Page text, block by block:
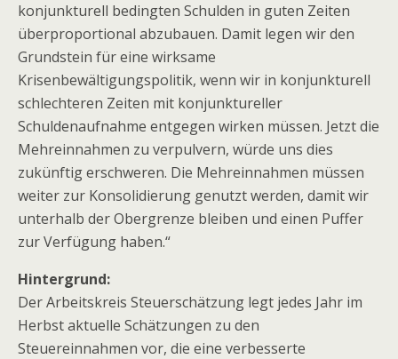
konjunkturell bedingten Schulden in guten Zeiten
überproportional abzubauen. Damit legen wir den
Grundstein für eine wirksame
Krisenbewältigungspolitik, wenn wir in konjunkturell
schlechteren Zeiten mit konjunktureller
Schuldenaufnahme entgegen wirken müssen. Jetzt die
Mehreinnahmen zu verpulvern, würde uns dies
zukünftig erschweren. Die Mehreinnahmen müssen
weiter zur Konsolidierung genutzt werden, damit wir
unterhalb der Obergrenze bleiben und einen Puffer
zur Verfügung haben.“
Hintergrund:
Der Arbeitskreis Steuerschätzung legt jedes Jahr im
Herbst aktuelle Schätzungen zu den
Steuereinnahmen vor, die eine verbesserte